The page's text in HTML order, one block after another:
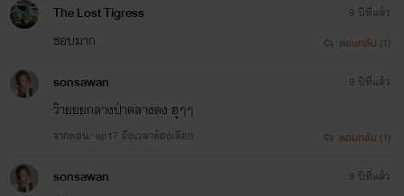
The Lost Tigress
ชอบมาก
9 ปีที่แล้ว
ตอบกลับ (1)
sonsawan
ว๊ายยยกลางป่าดลางดง ฮุๆๆ
จากตอน: ep17 ถึงเวลาต้องเลือก
9 ปีที่แล้ว
ตอบกลับ (1)
sonsawan 9 ปีที่แล้ว